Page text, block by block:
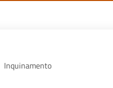
Inquinamento